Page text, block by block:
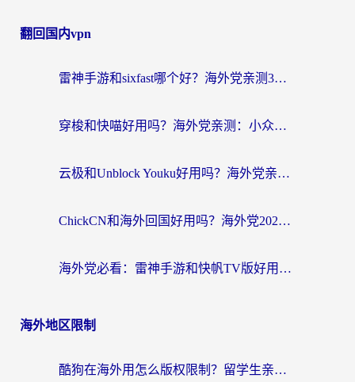
翻回国内vpn
雷神手游和sixfast哪个好？海外党亲测3款回国加速器，教你选对不踩坑
穿梭和快喵好用吗？海外党亲测：小众加速器对比+番茄加速器深度体验
云极和Unblock Youku好用吗？海外党亲测+2026回国加速器避坑指南
ChickCN和海外回国好用吗？海外党2026亲测：从手游到影音，选对加速器的3个关键
海外党必看：雷神手游和快帆TV版好用吗？3步选对回国加速器不踩坑
海外地区限制
酷狗在海外用怎么版权限制？留学生亲测：3步解决听国内音乐难题